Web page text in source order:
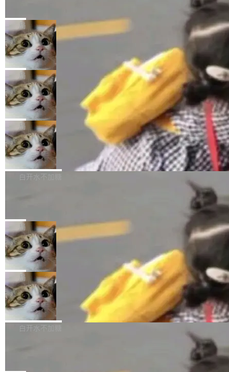
“启蒙老师”。 而今年，恰好是雷霄骅离世十周
年。FFmpeg 社区最终选择用一个大版本的名
字，留下了这份纪念。 雷霄骅曾是中国传媒大学
数字电视技术方向的博士生，长期从事视频、音
频技...
编写程序，目标是完成电商平台作者信息与商品
列表的数据匹配 —— 一项常规的数据处理任
务，最终却产生了 180 万美元的账单，实际支出
超出原定预算 860%。 更令人意外的是，该项目
最终并未成功落地，而高额算力消耗持续运行长
达 5 个月，公司直到财务对账时才察觉异常。这
意味着一个无人看管的 AI 程序，在近半年时间
里日夜不停地"烧钱"。 复盘显示，...
e CEO Clément Delangue 在 CNBC 的采访里
没有拐弯抹角。他说中国正在赢得 AI 竞赛，而
且按目前的速度，中国 AI 工具预计在今年底或
2027 年就能追上美国前沿实验室的水平。 Dela
ngue 把原因归结为一件事：开放协作。中国的
AI 开发者在一个共享和协作的生态里加速迭代，
而美国模型厂商在"闭门造车"。他的原话是 "buil
ding in silos"——各自为战，互不通气。 这个判
断从他嘴里说出来分量不同。Hugging Face 是
全球最大的开源 AI 平台，上面跑着上百万个模
型。谁在开源赛道上领先，...
局
当 AI agent 把源码变成了最好的扩展系
统，开发者工具必须开源
五年前，David Crawshaw 问过很多软件工程师
一个问题：你写过什么给自己用的程序？答案几
乎都是没有。工程师们整天用别人写的程序写程
序给别人用。偶尔有人自己写个博客系统、智能
家居控制、家庭实验室，都算稀奇事。 Crawsh
aw 是 Shelley 的作者，一个开源 AI coding age
nt。他最近在博客上写了一篇文章，核心论点很
简单：开发者工具必须开源。 理由不是传统的自
由软件情怀，而是一个跟 AI agent 直接相关的
技术判断。 两行 prompt 就能个性化任何软件 C
局
DeepSeek Harness 宣布内测邀请，全
网最大规模开源 Agent 路演现场诞生
一条内测招募帖，发出去的时候大概没人想到它
会变成一场开源 Agent 生态的路演。 8月1日，
DeepSeek Harness 团队负责人崔添翼（tiany
i）在 X 上发帖： 「如果你是 Agent Harness 相
关开源项目的开发者，希望参加 DeepSeek Har
ness 的内测，可以回复或私信联系我。请附上
Harness 负责把能力落到真实环境中——调用工
具、读写文件、管理上下文、处理错误、完成闭
环。崔添翼招人的标...
局
商汤 SenseNova U1.5-Lite-Preview
开源
商汤科技宣布面向社区开源轻量级统一多模态模
型的预览版本 SenseNova U1.5-Lite-Preview。
理解、推理、生成与编辑，还仅以 8B-MoT 的轻
量大小，将能力推进到4K、更精细的真实质感、
更复杂的视觉控制和可持续迭代编辑。 相比 U
1，U1.5-Lite-Preview 在以下方向上带来了显著
提升： 原生支持4K图像生成； 更精细的局部纹
理、细节与真实世界质感； 更准确的中英文文字
生成与复杂版式组织； 更稳定的图...
白开水不加糖
nap。这次是 hwctl——一个用来检查 Ubuntu
硬件认证状态的命令行工具。 Canonical 工程师
Alan Griffiths 在邮件列表中说得很直白：「hwc
tl 是一个 Ubuntu 专有的包，它和它的依赖项都
是 Ubuntu 专有的，不会用在其他发行版上。」
所以 deb 版本的受众实际上为零。既然只有 Ub
untu 用户在用，那用 snap 打包就没什么可纠结
的。 从 deb 到 snap 的迁移路径 hwctl 是 rust-
hwlib 硬件 API 库的一部分，命令行工具负责查
局
Dario Amodei 担心新人来 Anthropic
只为金钱，不为使命
顶级 AI 研究员在两家公司之间来回跳，中间只
隔了几天。 Lilian Weng 上周刚宣布因健康原因
离开 Thinking Machines Lab，说自己作为联合
创始人的角色「太累了」。几天后，The Inform
ation 就曝出她将重回 OpenAI，负责递归自我
改进方向的研究。她是 Thinking Machines 过
局
FFmpeg 9.0 发布
FFmpeg 9.0 现已发布，包含多项改进。官方更
新日志列出的 9.0 版本主要更新内容如下： 扩
白开水不加糖